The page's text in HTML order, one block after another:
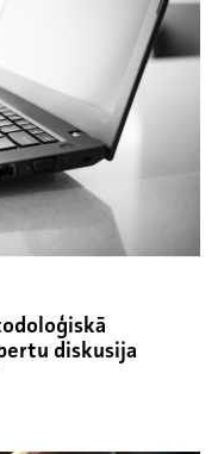
diskusija